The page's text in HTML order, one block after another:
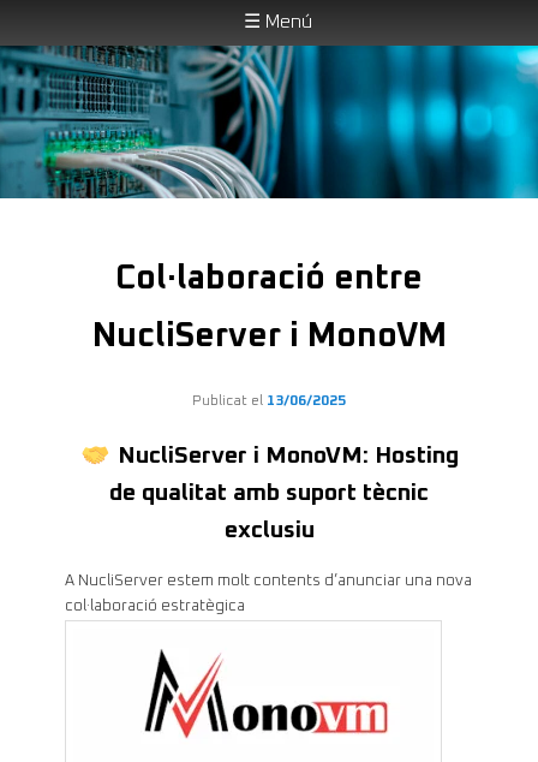
Aneu
al
contingut
principal
NucliServer
Solucions transparents en TI de codi obert
☰ Menú
Col·laboració entre
NucliServer i MonoVM
Publicat el 13/06/2025
NucliServer i MonoVM: Hosting
de qualitat amb suport tècnic
exclusiu
A NucliServer estem molt contents d’anunciar una nova
col·laboració estratègica